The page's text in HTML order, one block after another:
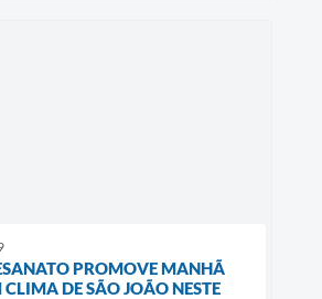
PROMOVE MANHÃ
CLIMA DE SÃO JOÃO NESTE